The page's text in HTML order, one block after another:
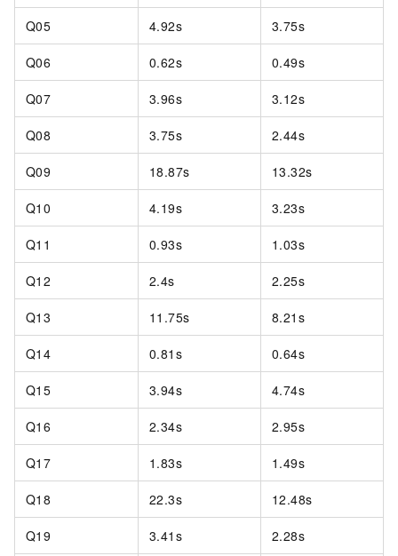
Q05 4.92s 3.75s
Q06 0.62s 0.49s
Q07 3.96s 3.12s
Q08 3.75s 2.44s
Q09 18.87s 13.32s
Q10 4.19s 3.23s
Q11 0.93s 1.03s
Q12 2.4s 2.25s
Q13 11.75s 8.21s
Q14 0.81s 0.64s
Q15 3.94s 4.74s
Q16 2.34s 2.95s
Q17 1.83s 1.49s
Q18 22.3s 12.48s
Q19 3.41s 2.28s